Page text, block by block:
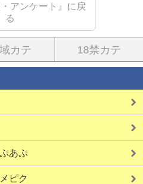
・アンケート』に戻
る
カテ 18禁カテ
あぷ
ピク